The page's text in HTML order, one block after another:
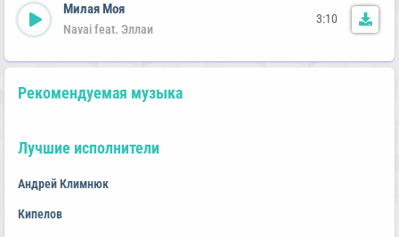
Милая Моя
Navai feat. Эллаи
3:10
Рекомендуемая музыка
Лучшие исполнители
Андрей Климнюк
Кипелов